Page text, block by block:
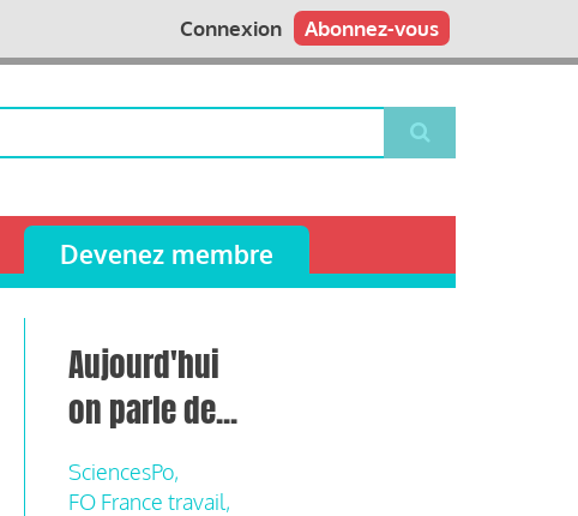
Abonnez-vous
Connexion
Devenez membre
Aujourd'hui
on parle de...
SciencesPo,
FO France travail,